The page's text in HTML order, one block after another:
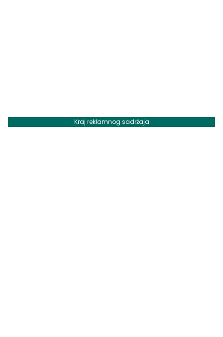
Kraj reklamnog sadržaja